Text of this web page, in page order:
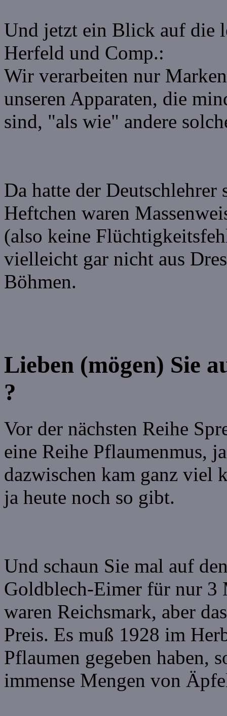
Und jetzt ein Blick auf die
Herfeld und Comp.:
Wir verarbeiten nur
unseren Apparaten, die
sind, "als wie" andere
Da hatte der
Heftchen waren
(also keine
vielleicht gar nicht aus
Böhmen.
Lieben (mögen) Sie
?
Vor der nächsten Reihe
eine Reihe Pflaumenmus,
dazwischen kam ganz viel
ja heute noch so gibt.
Und schaun Sie mal auf
Goldblech-Eimer für nur 3
waren Reichsmark, aber
Preis. Es muß 1928 im
Pflaumen gegeben haben,
immense Mengen von